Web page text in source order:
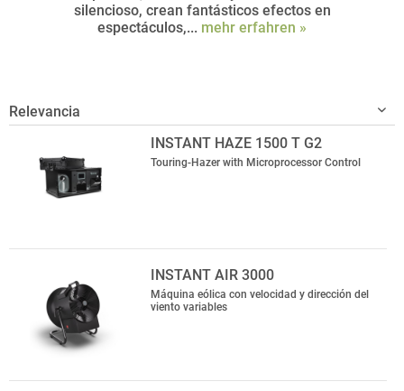
silencioso, crean fantásticos efectos en
espectáculos,... mehr erfahren »
INSTANT HAZE 1500 T G2
Touring-Hazer with Microprocessor Control
INSTANT AIR 3000
Máquina eólica con velocidad y dirección del
viento variables